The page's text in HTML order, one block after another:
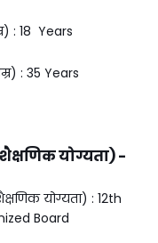
: 18 Years
: 35 Years
योग्यता) -
योग्यता) : 12th
Board